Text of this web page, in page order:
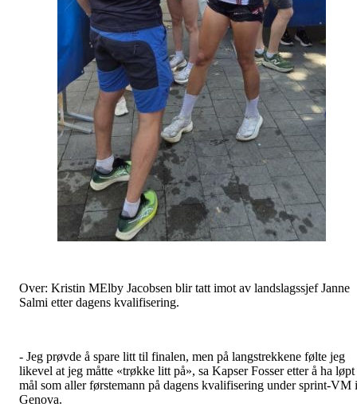
Over: Kristin MElby Jacobsen blir tatt imot av landslagssjef Janne
Salmi etter dagens kvalifisering.
- Jeg prøvde å spare litt til finalen, men på langstrekkene følte jeg
likevel at jeg måtte «trøkke litt på», sa Kapser Fosser etter å ha
mål som aller førstemann på dagens kvalifisering under sprint-VM i
Genova.